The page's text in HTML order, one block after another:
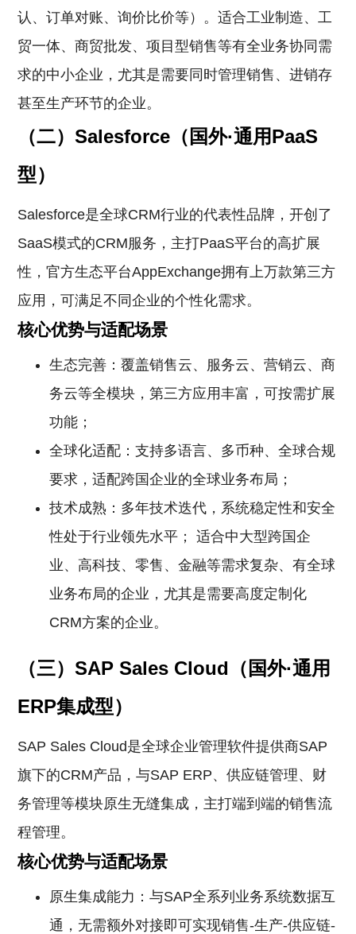
认、订单对账、询价比价等）。适合工业制造、工
贸一体、商贸批发、项目型销售等有全业务协同需
求的中小企业，尤其是需要同时管理销售、进销存
甚至生产环节的企业。
（二）Salesforce（国外·通用PaaS
型）
Salesforce是全球CRM行业的代表性品牌，开创了
SaaS模式的CRM服务，主打PaaS平台的高扩展
性，官方生态平台AppExchange拥有上万款第三方
应用，可满足不同企业的个性化需求。
核心优势与适配场景
生态完善：覆盖销售云、服务云、营销云、商
务云等全模块，第三方应用丰富，可按需扩展
功能；
全球化适配：支持多语言、多币种、全球合规
要求，适配跨国企业的全球业务布局；
技术成熟：多年技术迭代，系统稳定性和安全
性处于行业领先水平； 适合中大型跨国企
业、高科技、零售、金融等需求复杂、有全球
业务布局的企业，尤其是需要高度定制化
CRM方案的企业。
（三）SAP Sales Cloud（国外·通用
ERP集成型）
SAP Sales Cloud是全球企业管理软件提供商SAP
旗下的CRM产品，与SAP ERP、供应链管理、财
务管理等模块原生无缝集成，主打端到端的销售流
程管理。
核心优势与适配场景
原生集成能力：与SAP全系列业务系统数据互
通，无需额外对接即可实现销售-生产-供应链-